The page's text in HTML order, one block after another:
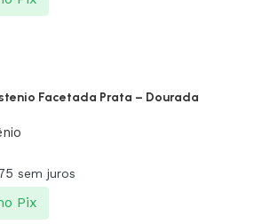
Facetada Prata – Dourada
sem juros
Pix